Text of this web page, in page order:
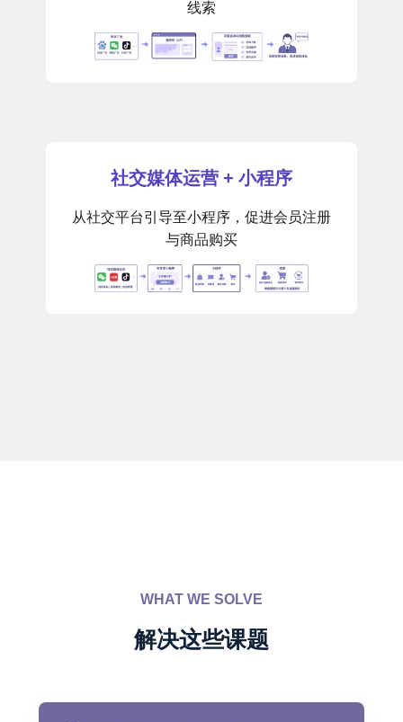
线索
社交媒体运营 + 小程序
从社交平台引导至小程序，促进会员注册
与商品购买
WHAT WE SOLVE
解决这些课题